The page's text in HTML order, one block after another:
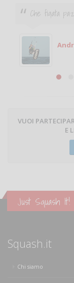
Ciao. Sono a
Michele
VUOI
E
Just Squash It!
Squash.it
Chi siamo